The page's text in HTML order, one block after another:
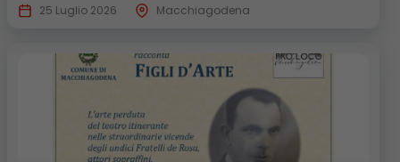
25 Luglio 2026 Macchiagodena